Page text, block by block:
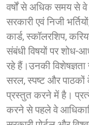
वर्षों से अधिक समय से
सरकारी एवं निजी
कार्ड, स्कॉलरशिप,
संबंधी विषयों पर शोध-
रहे हैं।उनकी
सरल, स्पष्ट और पाठकों
प्रस्तुत करने में है।
करने से पहले वे